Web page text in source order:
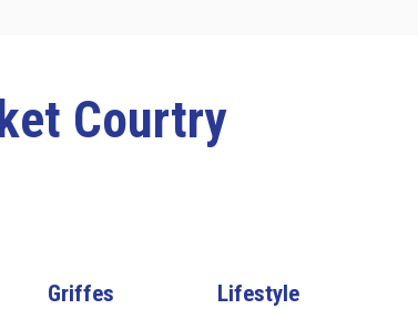
Courtry
Griffes Lifestyle